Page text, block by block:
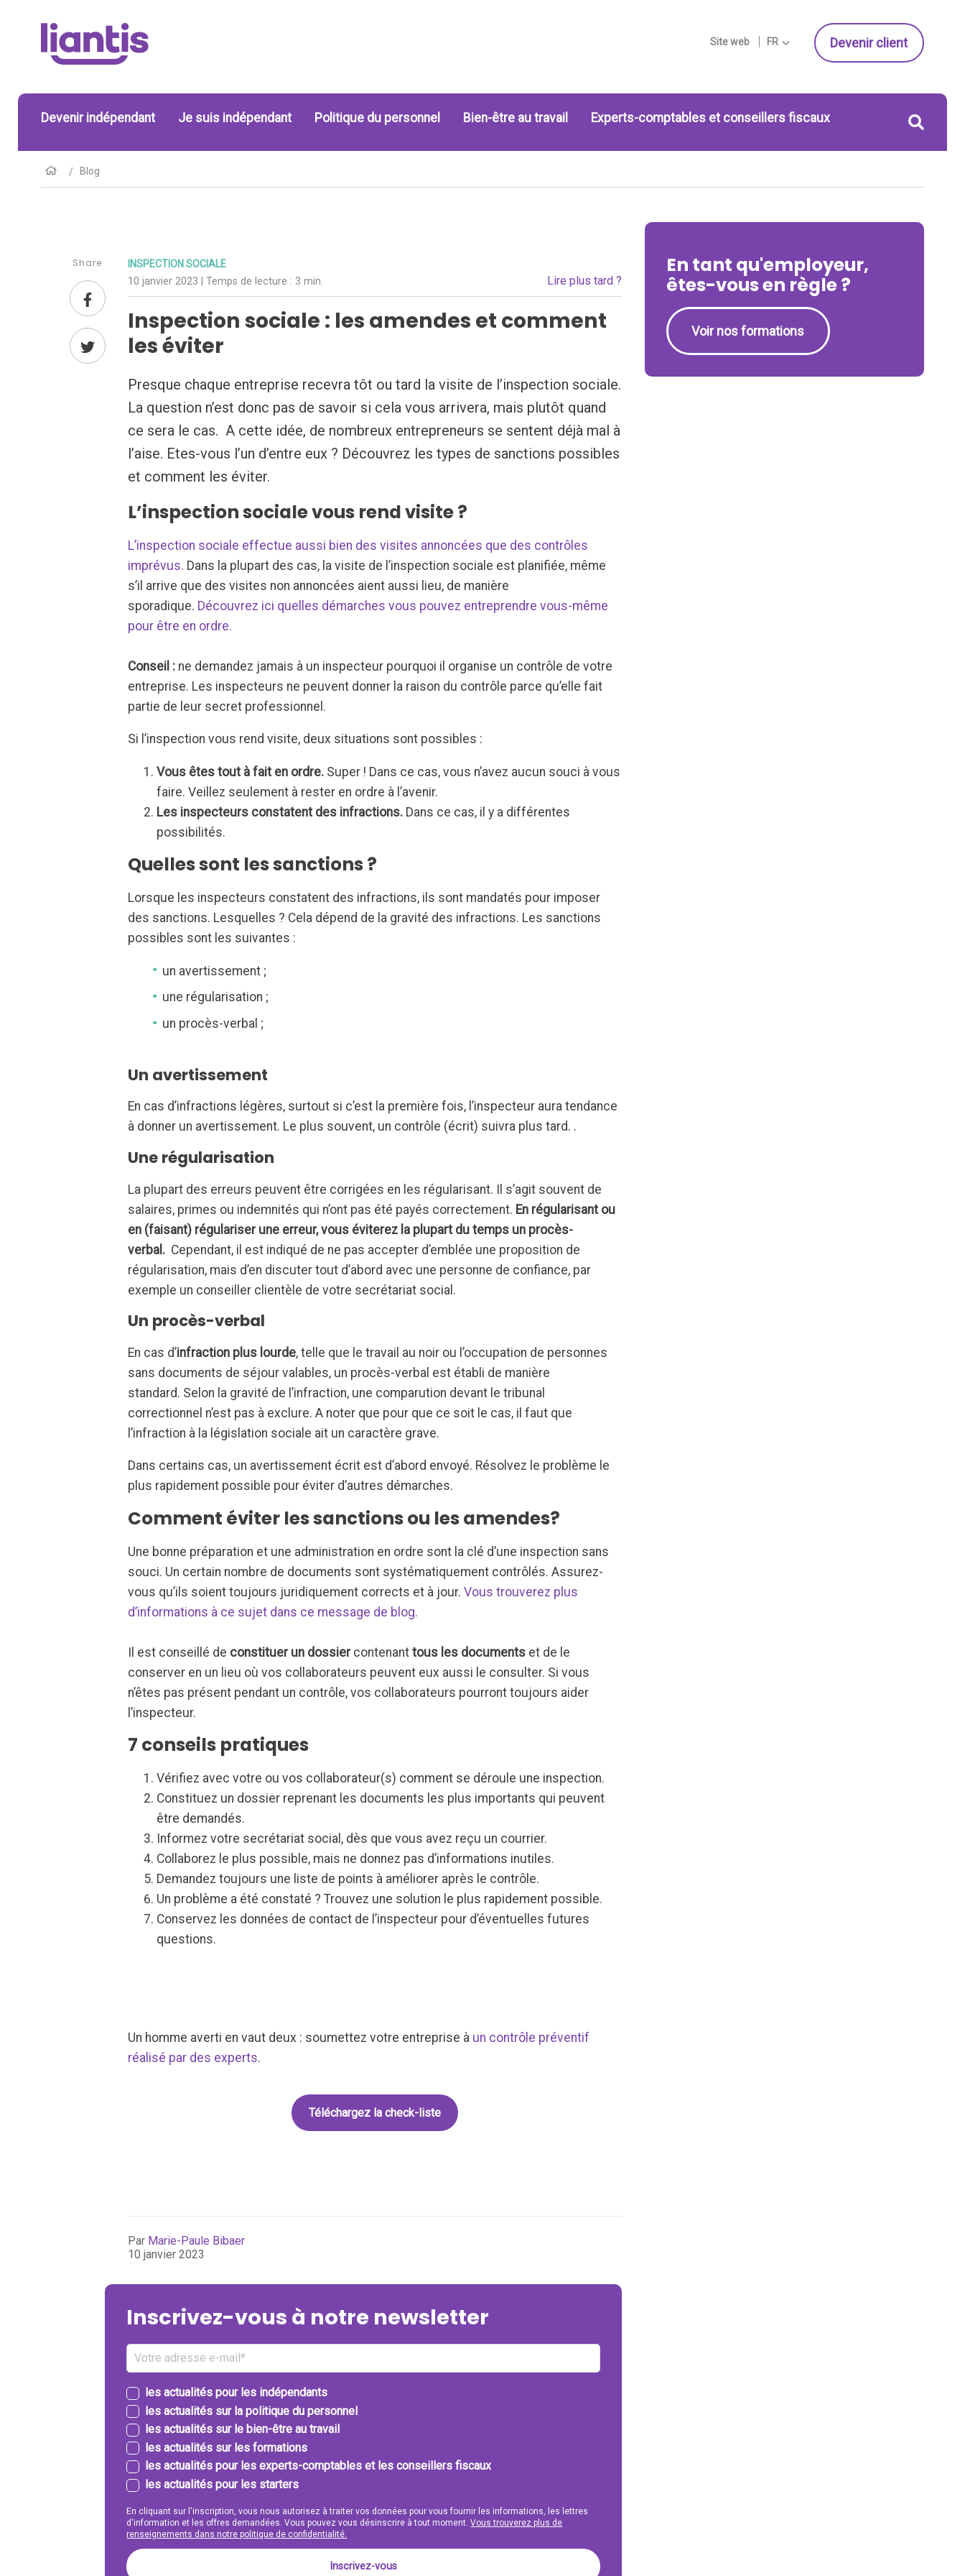
Site web FR Devenir client
Devenir indépendant Je suis indépendant Politique du personnel Bien-être au travail Experts-comptables et conseillers fiscaux
Blog
Share INSPECTION SOCIALE
10 janvier 2023 | Temps de lecture : 3 min. Lire plus tard ?
Inspection sociale : les amendes et comment
les éviter
Presque chaque entreprise recevra tôt ou tard la visite de l’inspection sociale.
La question n’est donc pas de savoir si cela vous arrivera, mais plutôt quand
ce sera le cas. A cette idée, de nombreux entrepreneurs se sentent déjà mal à
l’aise. Etes-vous l’un d’entre eux ? Découvrez les types de sanctions possibles
et comment les éviter.
L’inspection sociale vous rend visite ?
L’inspection sociale effectue aussi bien des visites annoncées que des contrôles
imprévus. Dans la plupart des cas, la visite de l’inspection sociale est planifiée, même
s’il arrive que des visites non annoncées aient aussi lieu, de manière
sporadique. Découvrez ici quelles démarches vous pouvez entreprendre vous-même
pour être en ordre.
Conseil : ne demandez jamais à un inspecteur pourquoi il organise un contrôle de votre
entreprise. Les inspecteurs ne peuvent donner la raison du contrôle parce qu’elle fait
partie de leur secret professionnel.
Si l’inspection vous rend visite, deux situations sont possibles :
Vous êtes tout à fait en ordre. Super ! Dans ce cas, vous n’avez aucun souci à vous
faire. Veillez seulement à rester en ordre à l’avenir.
Les inspecteurs constatent des infractions. Dans ce cas, il y a différentes
possibilités.
Quelles sont les sanctions ?
Lorsque les inspecteurs constatent des infractions, ils sont mandatés pour imposer
des sanctions. Lesquelles ? Cela dépend de la gravité des infractions. Les sanctions
possibles sont les suivantes :
un avertissement ;
une régularisation ;
un procès-verbal ;
Un avertissement
En cas d’infractions légères, surtout si c’est la première fois, l’inspecteur aura tendance
à donner un avertissement. Le plus souvent, un contrôle (écrit) suivra plus tard. .
Une régularisation
La plupart des erreurs peuvent être corrigées en les régularisant. Il s’agit souvent de
salaires, primes ou indemnités qui n’ont pas été payés correctement. En régularisant ou
en (faisant) régulariser une erreur, vous éviterez la plupart du temps un procès-
verbal. Cependant, il est indiqué de ne pas accepter d’emblée une proposition de
régularisation, mais d’en discuter tout d’abord avec une personne de confiance, par
exemple un conseiller clientèle de votre secrétariat social.
Un procès-verbal
En cas d’infraction plus lourde, telle que le travail au noir ou l’occupation de personnes
sans documents de séjour valables, un procès-verbal est établi de manière
standard. Selon la gravité de l’infraction, une comparution devant le tribunal
correctionnel n’est pas à exclure. A noter que pour que ce soit le cas, il faut que
l’infraction à la législation sociale ait un caractère grave.
Dans certains cas, un avertissement écrit est d’abord envoyé. Résolvez le problème le
plus rapidement possible pour éviter d’autres démarches.
Comment éviter les sanctions ou les amendes?
Une bonne préparation et une administration en ordre sont la clé d’une inspection sans
souci. Un certain nombre de documents sont systématiquement contrôlés. Assurez-
vous qu’ils soient toujours juridiquement corrects et à jour.Vous trouverez plus
d’informations à ce sujet dans ce message de blog.
Il est conseillé de constituer un dossiercontenanttous les documents et de le
conserver en un lieu où vos collaborateurs peuvent eux aussi le consulter. Si vous
n’êtes pas présent pendant un contrôle, vos collaborateurs pourront toujours aider
l’inspecteur.
7 conseils pratiques
Vérifiez avec votre ou vos collaborateur(s) comment se déroule une inspection.
Constituez un dossier reprenant les documents les plus importants qui peuvent
être demandés.
Informez votre secrétariat social, dès que vous avez reçu un courrier.
Collaborez le plus possible, mais ne donnez pas d’informations inutiles.
Demandez toujours une liste de points à améliorer après le contrôle.
Un problème a été constaté ? Trouvez une solution le plus rapidement possible.
Conservez les données de contact de l’inspecteur pour d’éventuelles futures
questions.
Un homme averti en vaut deux : soumettez votre entreprise à un contrôle préventif
réalisé par des experts.
Téléchargez la check-liste
Par Marie-Paule Bibaer
10 janvier 2023
Inscrivez-vous à notre newsletter
les actualités pour les indépendants
les actualités sur la politique du personnel
les actualités sur le bien-être au travail
les actualités sur les formations
les actualités pour les experts-comptables et les conseillers fiscaux
les actualités pour les starters
En cliquant sur l'inscription, vous nous autorisez à traiter vos données pour vous fournir les informations, les lettres
d'information et les offres demandées. Vous pouvez vous désinscrire à tout moment.Vous trouverez plus de
renseignements dans notre politique de confidentialité.
En tant qu'employeur,
êtes-vous en règle ?
Voir nos formations